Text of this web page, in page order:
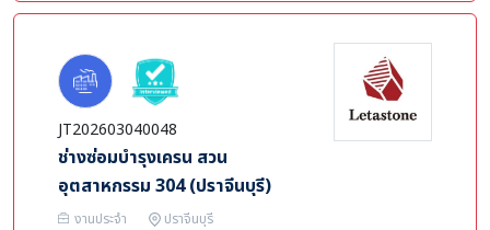
คุณสมบัติผู้สมัคร:
-เพศชาย
-อายุ 25-40 ปี
-วุฒิการศึกษา ปวช/ปวส. ขึ้นไปหรือสาขาที่เกี่ยวข้อง
-มีประสบการณ์ทางด้านงานซ่อม 1-3 ปี
-สามารถทำงานเป็นกะได้
-สามารถปฏิบัติงาน 6 วัน/สัปดาห์ได้
JT202603040048
ช่างซ่อมบำรุงเครน สวน
อุตสาหกรรม 304 (ปราจีนบุรี)
งานประจำ ปราจีนบุรี